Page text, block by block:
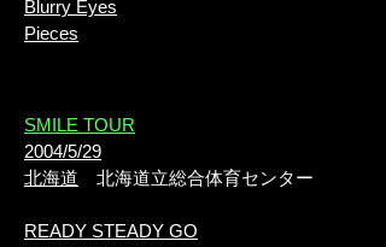
Blurry Eyes
Pieces
​SMILE TOUR
2004/5/29
北海道 北海道立総合体育センター
READY STEADY GO